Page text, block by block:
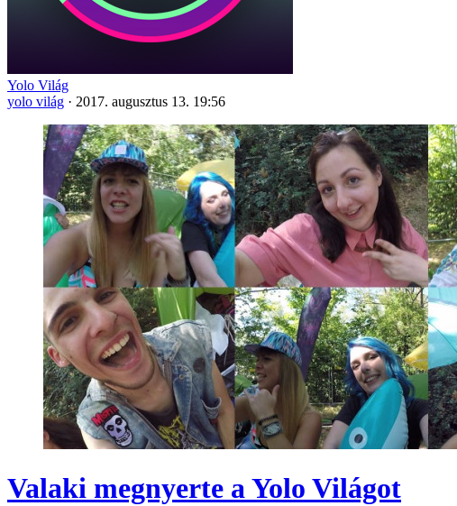
Yolo Világ
yolo világ · 2017. augusztus 13. 19:56
Valaki megnyerte a Yolo Világot